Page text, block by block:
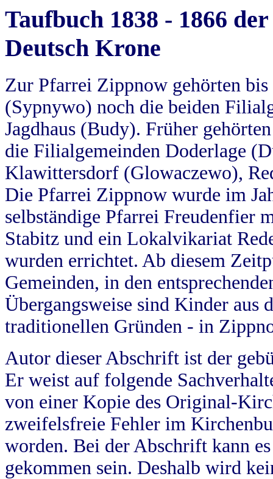
Taufbuch 1838 - 1866
Deutsch Krone
Zur Pfarrei Zippnow gehörten
(Sypnywo) noch die beiden
Jagdhaus (Budy). Früher
die Filialgemeinden Doderlage
Klawittersdorf (Glowaczewo),
Die Pfarrei Zippnow wurde im
selbständige Pfarrei Freudenfier
Stabitz und ein Lokalvikariat
wurden errichtet. Ab diesem
Gemeinden, in den
Übergangsweise sind Kinder aus
traditionellen Gründen - in
Autor dieser Abschrift ist der
Er weist auf folgende
von einer Kopie des Original-
zweifelsfreie Fehler im
worden. Bei der Abschrift kann
gekommen sein. Deshalb wird